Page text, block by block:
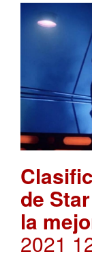
de
la
2021